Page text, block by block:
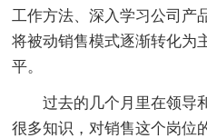
工作方法、深入学习公司产
将被动销售模式逐渐转化为
平。
过去的几个月里在领导
很多知识，对销售这个岗位